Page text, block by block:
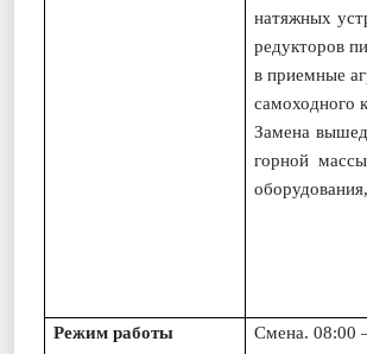
натяжных
редукторов
в приемные
самоходного
Замена
горной
Режим работы Смена. 08:00